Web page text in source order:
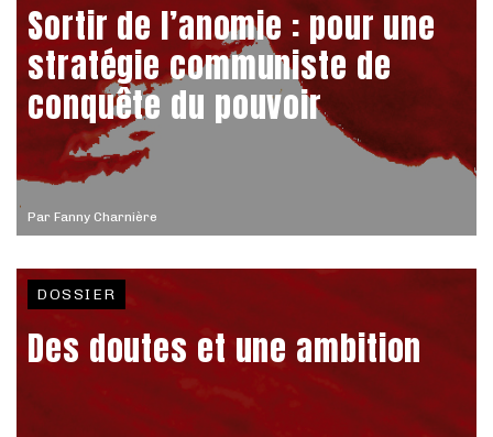
Par Fanny Charnière
Sortir de l’anomie : pour une
stratégie communiste de
conquête du pouvoir
DOSSIER
Des doutes et une ambition